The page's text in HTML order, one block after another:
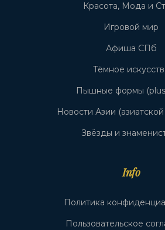
Красота, Мода и
Игровой мир
Афиша СПб
Тёмное
Пышные формы
Новости Азии (азиатской
Звёзды и
Info
Политика
Пользовательское